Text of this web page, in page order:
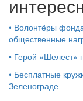
• Волонтёры
общественные
• Герой «Шелест»
• Бесплатные
Зеленограде